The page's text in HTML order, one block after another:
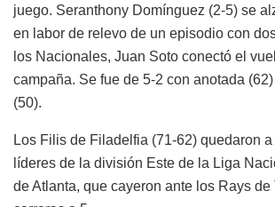
juego. Seranthony Domínguez (2-5) se
en labor de relevo de un episodio con
los Nacionales, Juan Soto conectó el
campaña. Se fue de 5-2 con anotada
(50).
Los Filis de Filadelfia (71-62) quedaron
líderes de la división Este de la Liga
de Atlanta, que cayeron ante los Rays de